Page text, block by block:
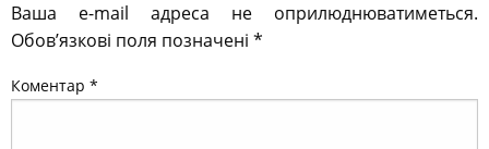
Ваша e-mail адреса не оприлюднюватиметься.
Обов’язкові поля позначені *
Коментар *